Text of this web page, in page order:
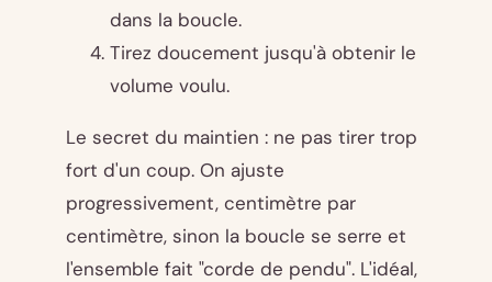
dans la boucle.
Tirez doucement jusqu'à obtenir le
volume voulu.
Le secret du maintien : ne pas tirer trop
fort d'un coup. On ajuste
progressivement, centimètre par
centimètre, sinon la boucle se serre et
l'ensemble fait "corde de pendu". L'idéal,